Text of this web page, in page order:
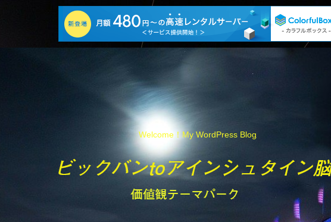
Welcome！My WordPress Blog